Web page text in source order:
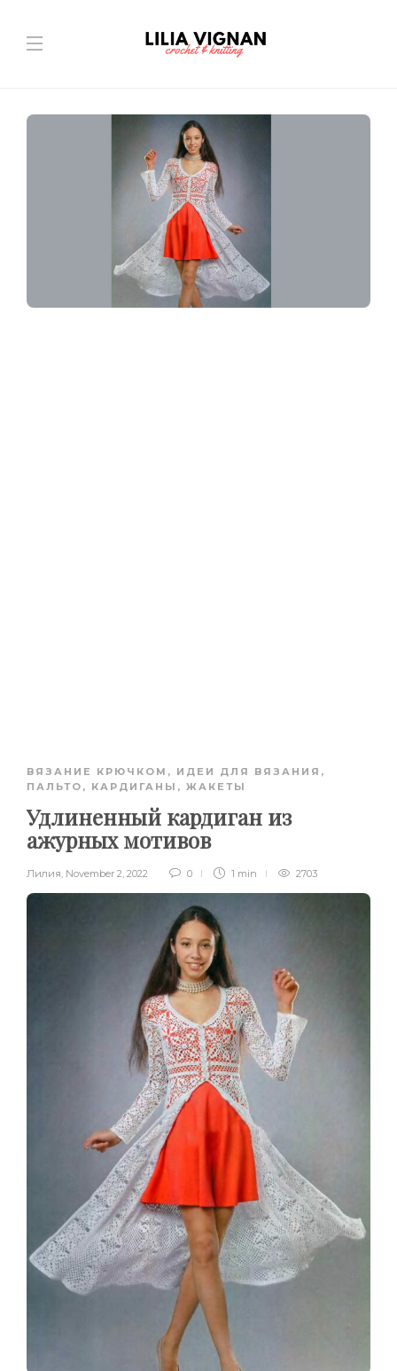
ВЯЗАНИЕ КРЮЧКОМ , ИДЕИ ДЛЯ ВЯЗАНИЯ ,
ПАЛЬТО, КАРДИГАНЫ, ЖАКЕТЫ
Удлиненный кардиган из
ажурных мотивов
Лилия, November 2, 2022 0 1 min 2703